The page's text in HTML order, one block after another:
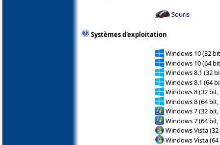
Souris
Systèmes d'exploitation
Windows 10 (32
Windows 10 (64
Windows 8.1 (32
Windows 8.1 (64
Windows 8 (32 bit,
Windows 8 (64 bit,
Windows 7 (32 bit,
Windows 7 (64 bit,
Windows Vista
Windows Vista